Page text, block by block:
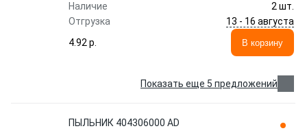
Наличие
2 шт.
Отгрузка
13 - 16 августа
4.92 p.
В корзину
Показать еще 5 предложений
ПЫЛЬНИК 404306000 AD